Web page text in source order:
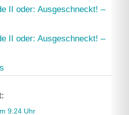
II oder: Ausgeschneckt! –
II oder: Ausgeschneckt! –
9:24 Uhr